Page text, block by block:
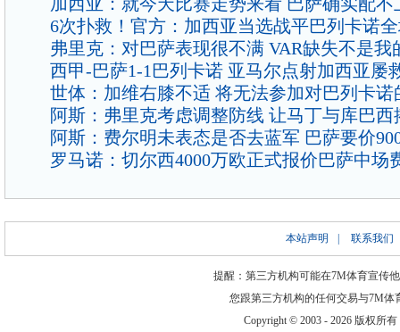
加西亚：就今天比赛走势来看 巴萨确实配不
6次扑救！官方：加西亚当选战平巴列卡诺
弗里克：对巴萨表现很不满 VAR缺失不是我
西甲-巴萨1-1巴列卡诺 亚马尔点射加西亚屡
世体：加维右膝不适 将无法参加对巴列卡诺
阿斯：弗里克考虑调整防线 让马丁与库巴西
阿斯：费尔明未表态是否去蓝军 巴萨要价
罗马诺：切尔西4000万欧正式报价巴萨中场
本站声明 联系我们
提醒：第三方机构可能在7M体育宣传
您跟第三方机构的任何交易与7M
Copyright © 2003 - 2026 版权所有